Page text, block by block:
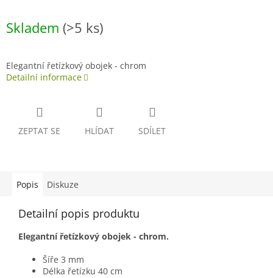
Skladem (>5 ks)
Elegantní řetízkový obojek - chrom
Detailní informace
ZEPTAT SE HLÍDAT SDÍLET
Popis Diskuze
Detailní popis produktu
Elegantní řetízkový obojek - chrom.
Šíře 3 mm
Délka řetízku 40 cm